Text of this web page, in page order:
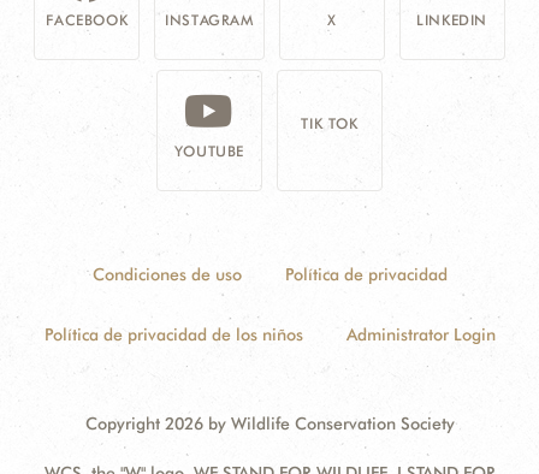
FACEBOOK INSTAGRAM X LINKEDIN
YOUTUBE
TIK TOK
Condiciones de uso Política de privacidad
Política de privacidad de los niños Administrator Login
Copyright 2026 by Wildlife Conservation Society